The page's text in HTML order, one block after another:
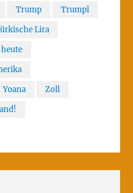
Trump
Trumpl
Lira
Yoana
Zoll